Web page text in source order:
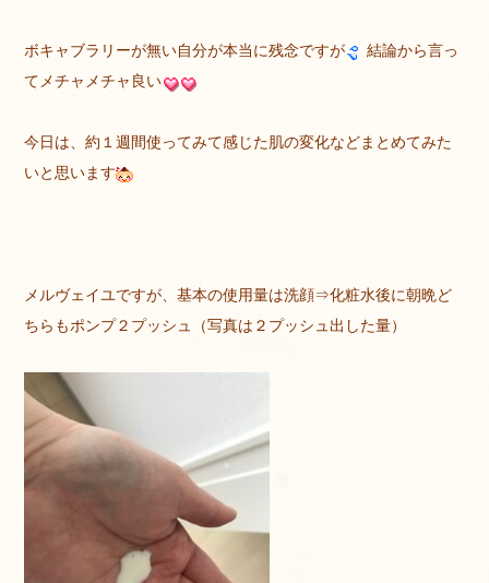
ボキャブラリーが無い自分が本当に残念ですが
結論から言っ
てメチャメチャ良い
今日は、約１週間使ってみて感じた肌の変化などまとめてみた
いと思います
メルヴェイユですが、基本の使用量は洗顔⇒化粧水後に朝晩ど
ちらもポンプ２プッシュ（写真は２プッシュ出した量）